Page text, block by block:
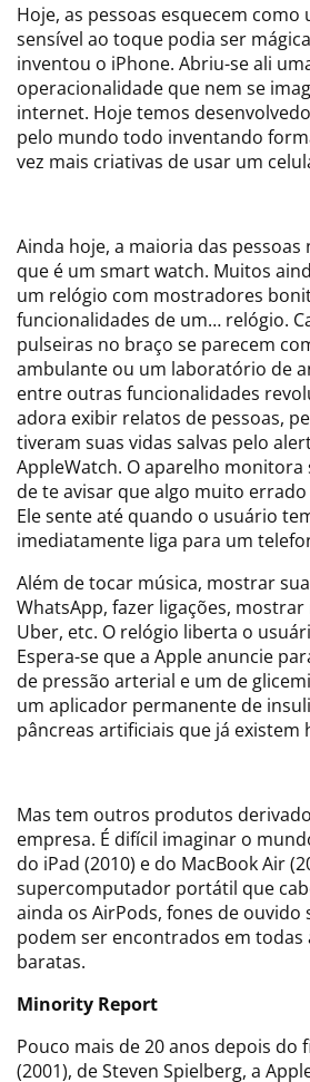
Hoje, as pessoas esquecem como
sensível ao toque podia ser
inventou o iPhone. Abriu-se ali
operacionalidade que nem se
internet. Hoje temos
pelo mundo todo inventando
vez mais criativas de usar um
Ainda hoje, a maioria das
que é um smart watch. Muitos
um relógio com mostradores
funcionalidades de um… relógio.
pulseiras no braço se parecem
ambulante ou um laboratório de
entre outras funcionalidades
adora exibir relatos de pessoas,
tiveram suas vidas salvas pelo
AppleWatch. O aparelho monitora
de te avisar que algo muito
Ele sente até quando o usuário
imediatamente liga para um
Além de tocar música, mostrar
WhatsApp, fazer ligações,
Uber, etc. O relógio liberta o
Espera-se que a Apple anuncie
de pressão arterial e um de
um aplicador permanente de
pâncreas artificiais que já existem
Mas tem outros produtos
empresa. É difícil imaginar o
do iPad (2010) e do MacBook Air
supercomputador portátil que
ainda os AirPods, fones de ouvido
podem ser encontrados em todas
baratas.
Minority Report
Pouco mais de 20 anos depois
(2001), de Steven Spielberg, a